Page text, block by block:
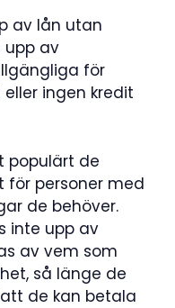
av lån utan
upp av
för
ingen kredit
populärt de
för personer med
de behöver.
inte upp av
av vem som
så länge de
de kan betala